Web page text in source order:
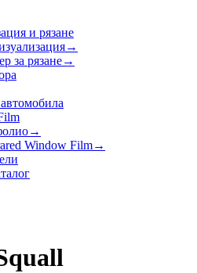
и рязане
→
за рязане→
→
Window Film→